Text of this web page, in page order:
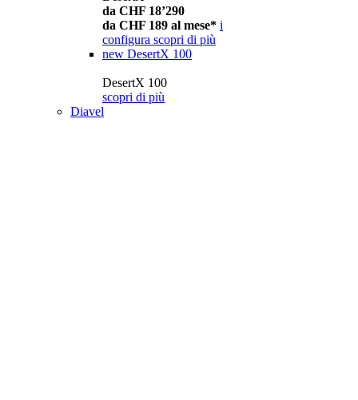
da CHF 18’290
da CHF 189 al mese* i
configura scopri di più
new DesertX 100
DesertX 100
scopri di più
Diavel